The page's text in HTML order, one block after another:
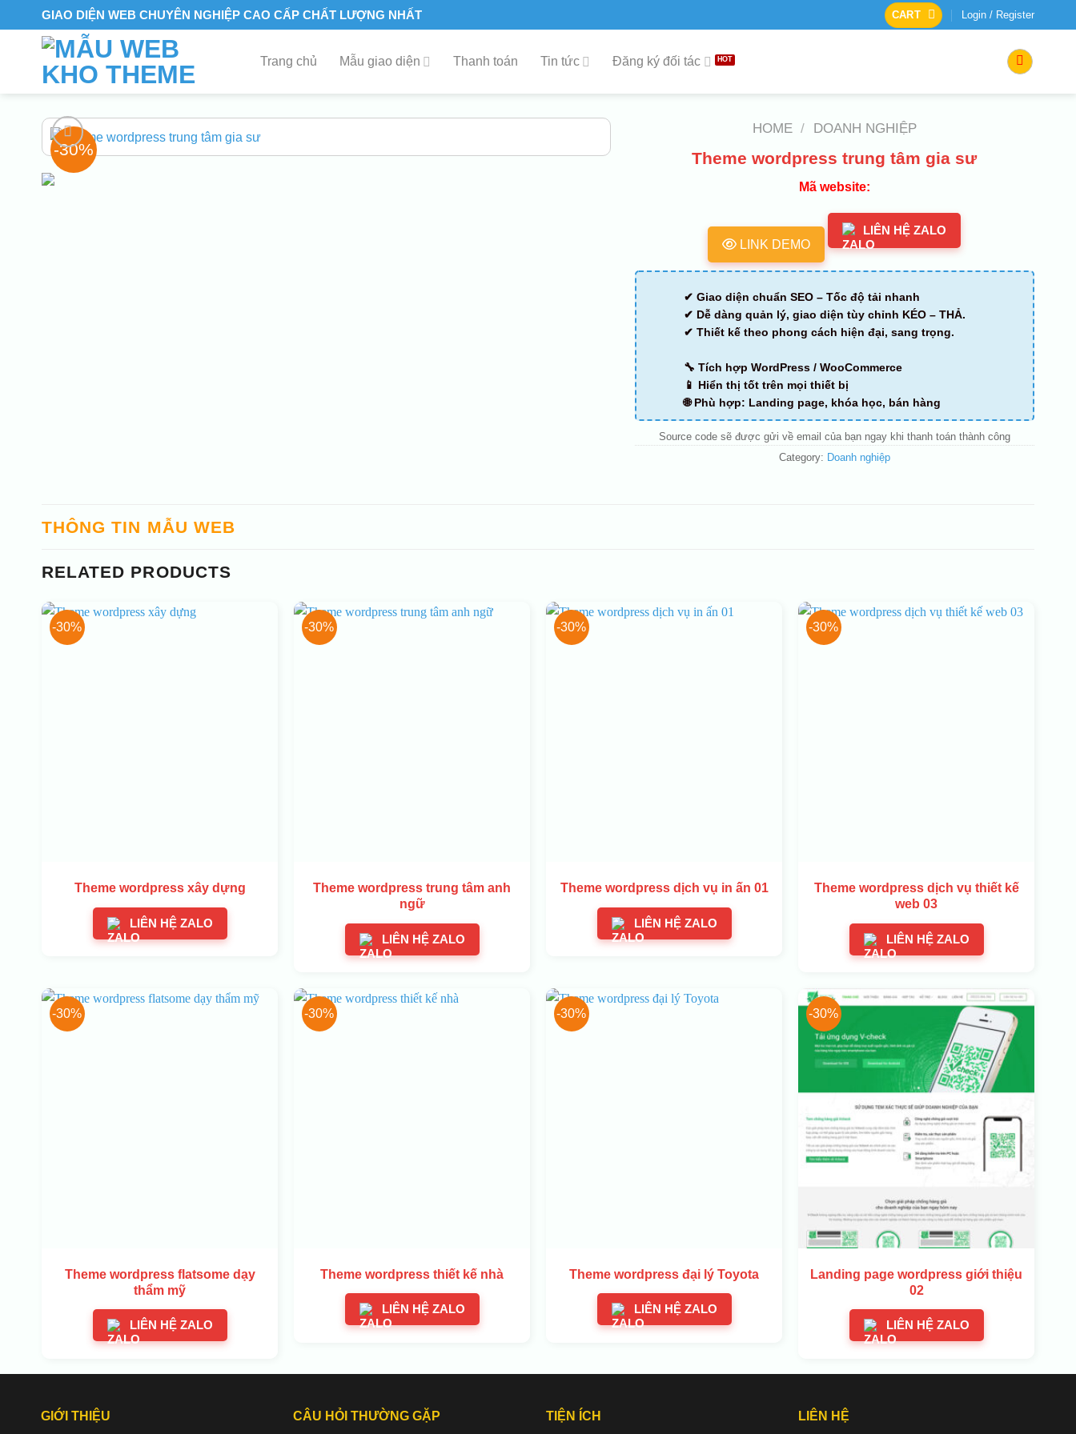
to
GIAO DIỆN WEB CHUYÊN NGHIỆP CAO CẤP CHẤT LƯỢNG NHẤT CART Login / Register
Trang chủ Mẫu giao diện Thanh toán Tin tức Đăng ký đối tác
-30%
HOME / DOANH NGHIỆP
Theme wordpress trung tâm gia sư
Mã website:
LINK DEMO
LIÊN HỆ ZALO
✔ Giao diện chuẩn SEO – Tốc độ tải nhanh
✔ Dễ dàng quản lý, giao diện tùy chỉnh KÉO – THẢ.
✔ Thiết kế theo phong cách hiện đại, sang trọng.
🔧 Tích hợp WordPress / WooCommerce
📱 Hiển thị tốt trên mọi thiết bị
🌐 Phù hợp: Landing page, khóa học, bán hàng
Source code sẽ được gửi về email của bạn ngay khi thanh toán thành công
Category: Doanh nghiệp
THÔNG TIN MẪU WEB
RELATED PRODUCTS
-30%
Theme wordpress xây dựng
LIÊN HỆ ZALO
-30%
Theme wordpress trung tâm anh
ngữ
LIÊN HỆ ZALO
-30%
Theme wordpress dịch vụ in ấn 01
LIÊN HỆ ZALO
-30%
Theme wordpress dịch vụ thiết kế
web 03
LIÊN HỆ ZALO
-30%
Theme wordpress flatsome dạy
thẩm mỹ
LIÊN HỆ ZALO
-30%
Theme wordpress thiết kế nhà
LIÊN HỆ ZALO
-30%
Theme wordpress đại lý Toyota
LIÊN HỆ ZALO
-30%
Landing page wordpress giới thiệu
02
LIÊN HỆ ZALO
GIỚI THIỆU CÂU HỎI THƯỜNG GẶP TIỆN ÍCH LIÊN HỆ